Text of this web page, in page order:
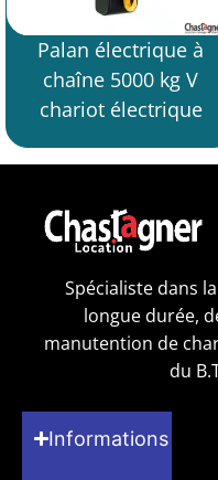
Palan électrique à
chaîne 5000 kg V
chariot électrique
Spécialiste dans
longue durée,
manutention de
du
Informations